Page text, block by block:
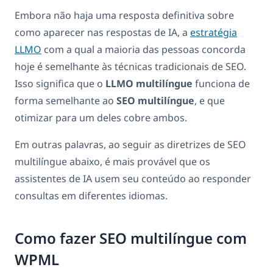
Embora não haja uma resposta definitiva sobre
como aparecer nas respostas de IA, a estratégia
LLMO com a qual a maioria das pessoas concorda
hoje é semelhante às técnicas tradicionais de SEO.
Isso significa que o LLMO multilíngue funciona de
forma semelhante ao SEO multilíngue, e que
otimizar para um deles cobre ambos.
Em outras palavras, ao seguir as diretrizes de SEO
multilíngue abaixo, é mais provável que os
assistentes de IA usem seu conteúdo ao responder
consultas em diferentes idiomas.
Como fazer SEO multilíngue com
WPML